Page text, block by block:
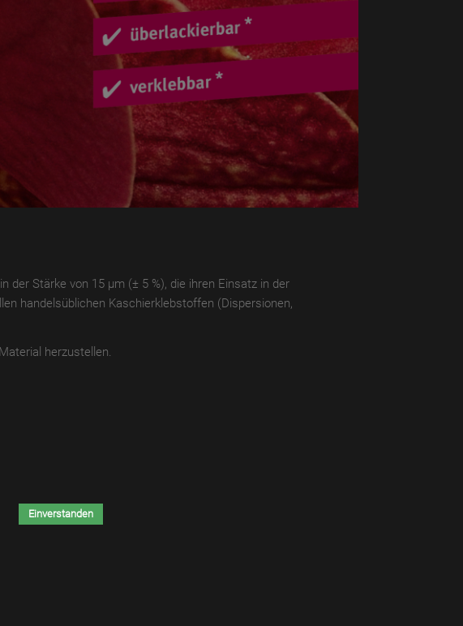
der Stärke von 15 µm (± 5 %), die ihren Einsatz in der
handelsüblichen Kaschierklebstoffen (Dispersionen,
herzustellen.
Einverstanden